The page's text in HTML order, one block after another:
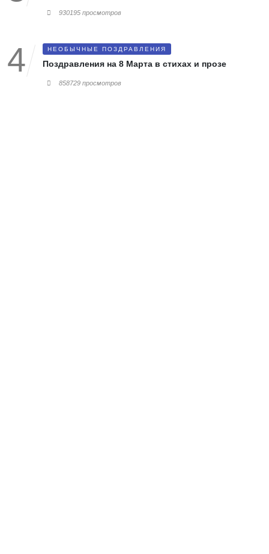
930195 просмотров
НЕОБЫЧНЫЕ ПОЗДРАВЛЕНИЯ
Поздравления на 8 Марта в стихах и прозе
858729 просмотров